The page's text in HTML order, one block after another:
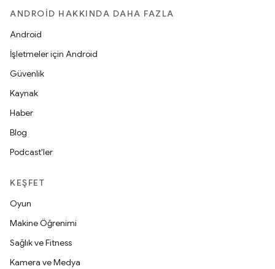
ANDROID HAKKINDA DAHA FAZLA
Android
İşletmeler için Android
Güvenlik
Kaynak
Haber
Blog
Podcast'ler
KEŞFET
Oyun
Makine Öğrenimi
Sağlık ve Fitness
Kamera ve Medya